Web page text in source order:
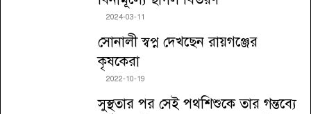
2024-03-11
সোনালী স্বপ্ন দেখছেন রায়গঞ্জের
কৃষকেরা
2022-10-19
সুস্থতার পর সেই পথশিশুকে তার গন্তব্যে